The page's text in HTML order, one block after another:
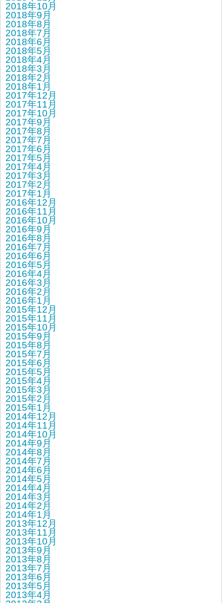
2018年10月
2018年9月
2018年8月
2018年7月
2018年6月
2018年5月
2018年4月
2018年3月
2018年2月
2018年1月
2017年12月
2017年11月
2017年10月
2017年9月
2017年8月
2017年7月
2017年6月
2017年5月
2017年4月
2017年3月
2017年2月
2017年1月
2016年12月
2016年11月
2016年10月
2016年9月
2016年8月
2016年7月
2016年6月
2016年5月
2016年4月
2016年3月
2016年2月
2016年1月
2015年12月
2015年11月
2015年10月
2015年9月
2015年8月
2015年7月
2015年6月
2015年5月
2015年4月
2015年3月
2015年2月
2015年1月
2014年12月
2014年11月
2014年10月
2014年9月
2014年8月
2014年7月
2014年6月
2014年5月
2014年4月
2014年3月
2014年2月
2014年1月
2013年12月
2013年11月
2013年10月
2013年9月
2013年8月
2013年7月
2013年6月
2013年5月
2013年4月